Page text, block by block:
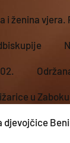
i ženina
u Zaboku
djevojčice